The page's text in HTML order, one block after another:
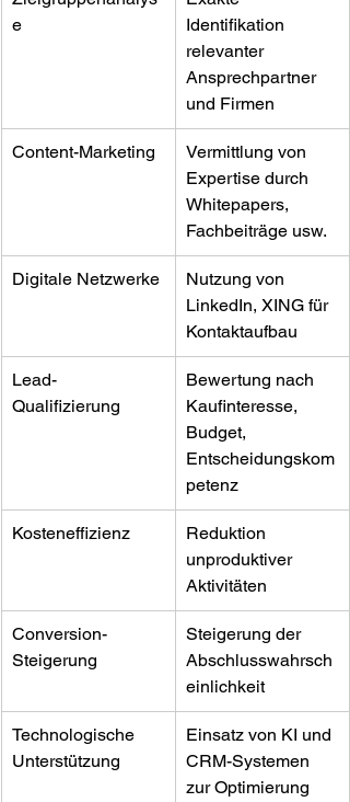
e
Identifikation
relevanter
Ansprechpartner
und Firmen
Content-Marketing
Vermittlung von
Expertise durch
Whitepapers,
Fachbeiträge usw.
Digitale Netzwerke
Nutzung von
LinkedIn, XING für
Kontaktaufbau
Lead-
Qualifizierung
Bewertung nach
Kaufinteresse,
Budget,
Entscheidungskom
petenz
Kosteneffizienz
Reduktion
unproduktiver
Aktivitäten
Conversion-
Steigerung
Steigerung der
Abschlusswahrsch
einlichkeit
Technologische
Unterstützung
Einsatz von KI und
CRM-Systemen
zur Optimierung